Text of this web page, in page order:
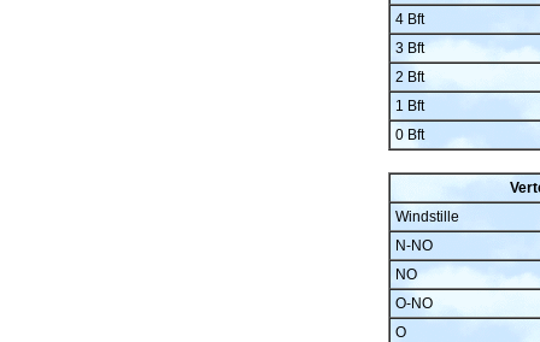
4 Bft
3 Bft
2 Bft
1 Bft
0 Bft
Windstille
N-NO
NO
O-NO
O